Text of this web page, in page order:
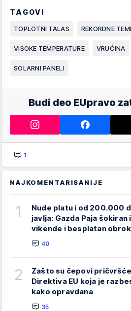
TAGOVI
TOPLOTNI TALAS REKORDNE
VISOKE TEMPERATURE VRUĆINA
SOLARNI PANELI
Budi deo EUpravo
1
NAJKOMENTARISANIJE
1
Nude platu i od 200.000
javlja: Gazda Paja
vikende i besplatan obrok
40
2
Zašto su čepovi
Direktiva EU koja je
kako opravdana
35